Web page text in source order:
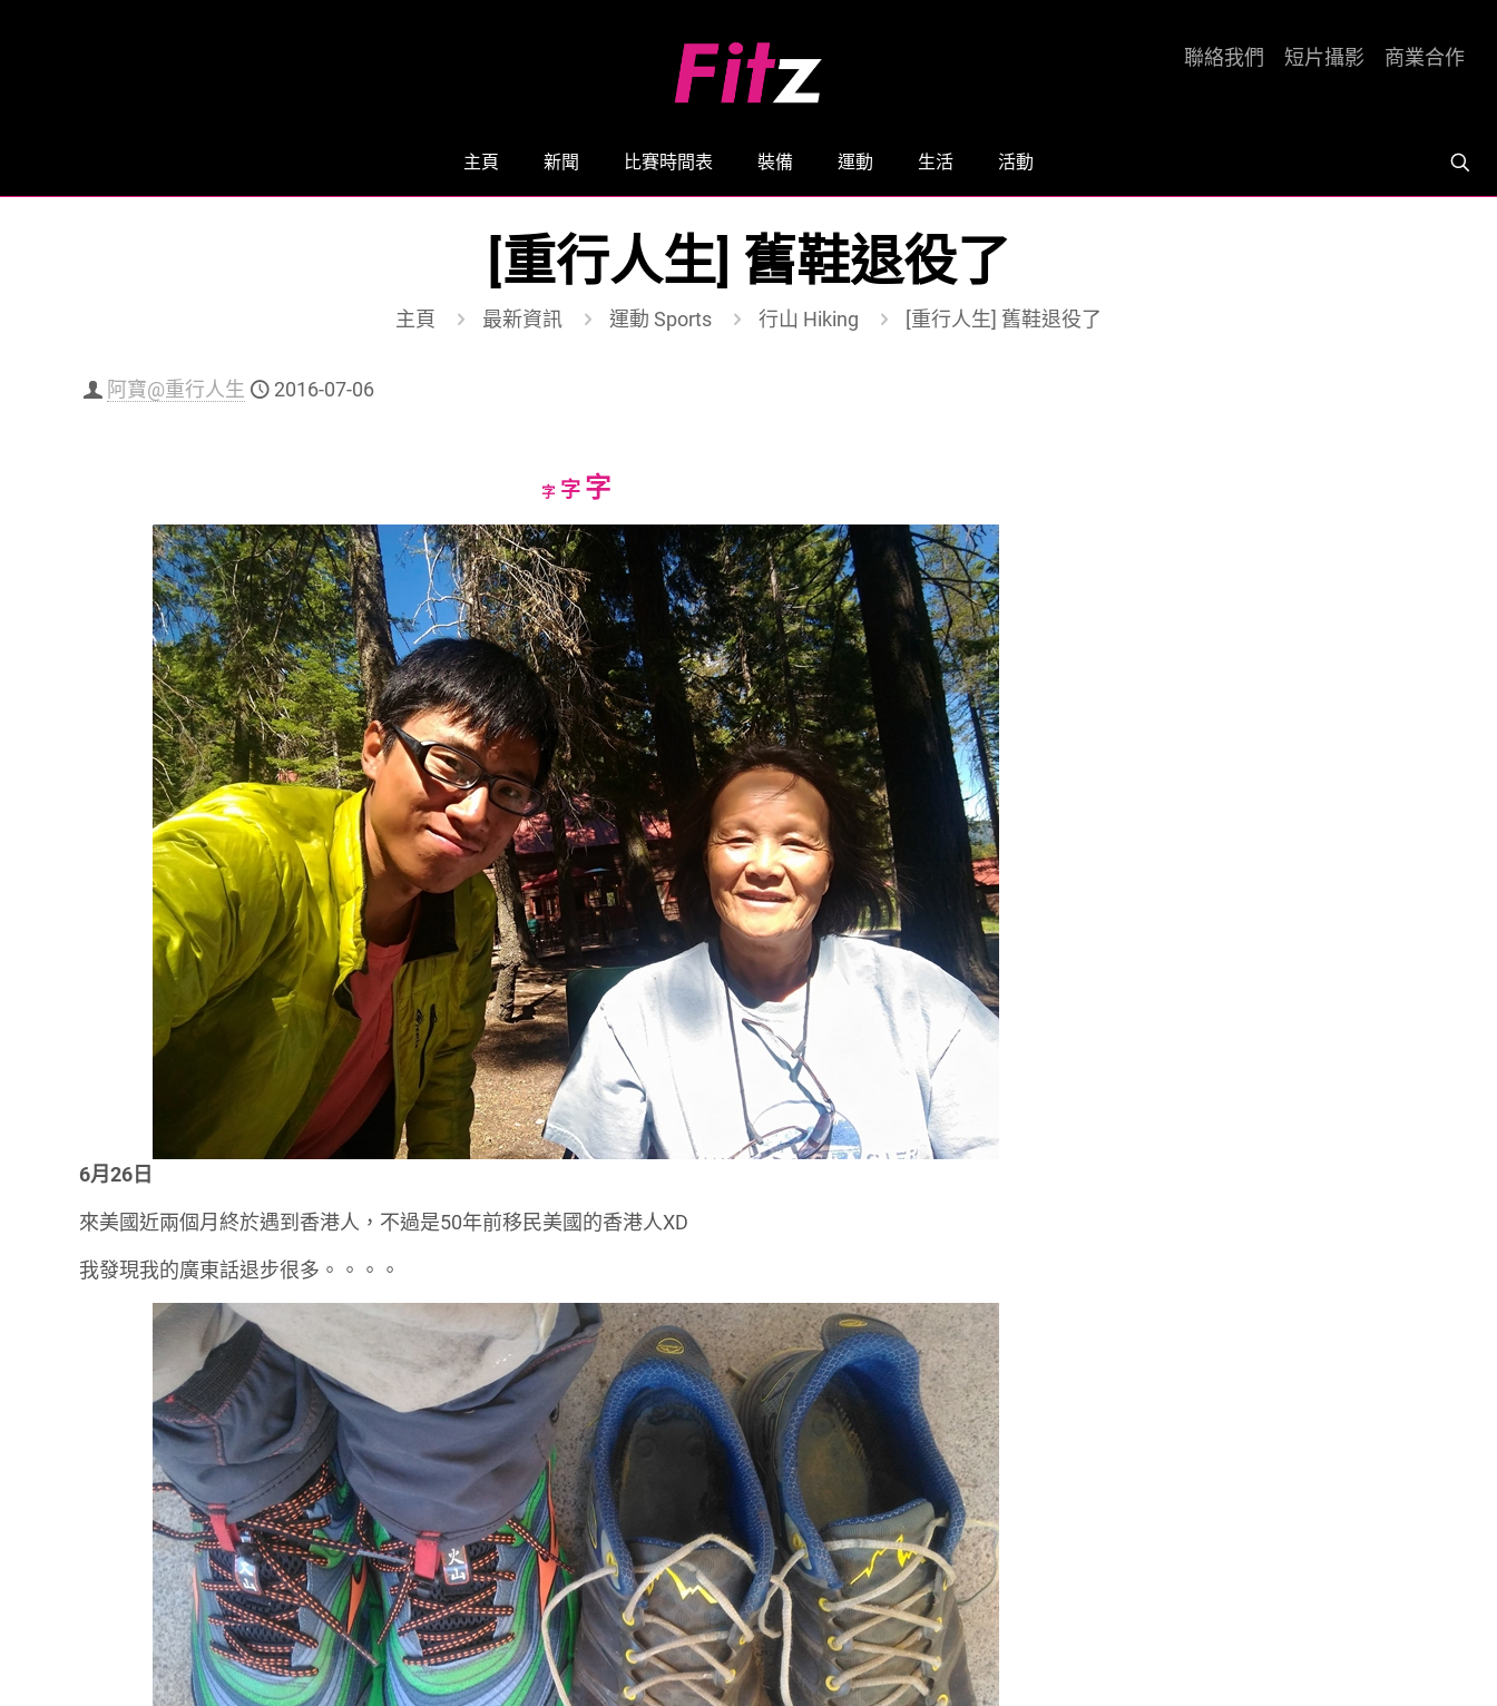
主頁 新聞 比賽時間表 裝備 運動 生活 活動
聯絡我們 短片攝影 商業合作
[重行人生] 舊鞋退役了
主頁 最新資訊 運動 Sports 行山 Hiking [重行人生] 舊鞋退役了
阿寶@重行人生 2016-07-06
字Decrease
size.
字Reset
size.
字Increase
font
size.
6月26日
來美國近兩個月終於遇到香港人，不過是50年前移民美國的香港人XD
我發現我的廣東話退步很多。。。。